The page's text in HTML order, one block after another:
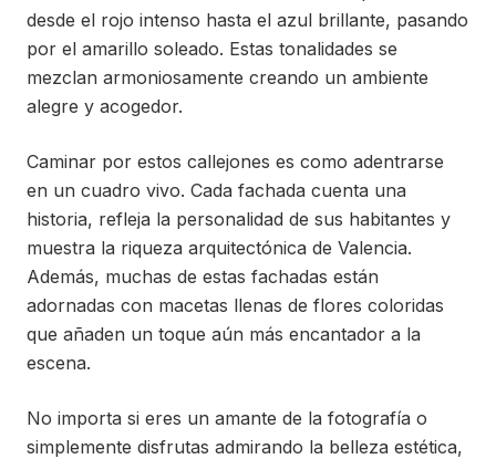
desde el rojo intenso hasta el azul brillante, pasando
por el amarillo soleado. Estas tonalidades se
mezclan armoniosamente creando un ambiente
alegre y acogedor.
Caminar por estos callejones es como adentrarse
en un cuadro vivo. Cada fachada cuenta una
historia, refleja la personalidad de sus habitantes y
muestra la riqueza arquitectónica de Valencia.
Además, muchas de estas fachadas están
adornadas con macetas llenas de flores coloridas
que añaden un toque aún más encantador a la
escena.
No importa si eres un amante de la fotografía o
simplemente disfrutas admirando la belleza estética,